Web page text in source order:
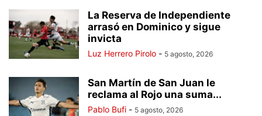
La Reserva de Independiente
arrasó en Dominico y sigue
invicta
Luz Herrero Pirolo - 5 agosto, 2026
San Martín de San Juan le
reclama al Rojo una suma...
Pablo Bufi - 5 agosto, 2026